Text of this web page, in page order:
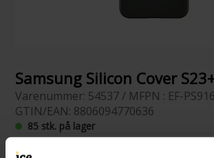
Samsung Silicon Cover
Varenummer: 54537 / MFPN : EF-
GTIN/EAN: 8806094770636
85 stk. på lager